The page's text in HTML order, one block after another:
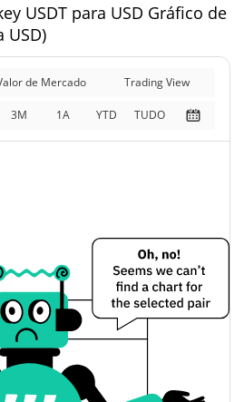
0.03%
$867,839
$0.99901656 / $0.9992591
$59,594.959
Chain-key USDT
USDT para USD Gráfico de
USD)
de Mercado Trading View
3M 1A YTD TUDO